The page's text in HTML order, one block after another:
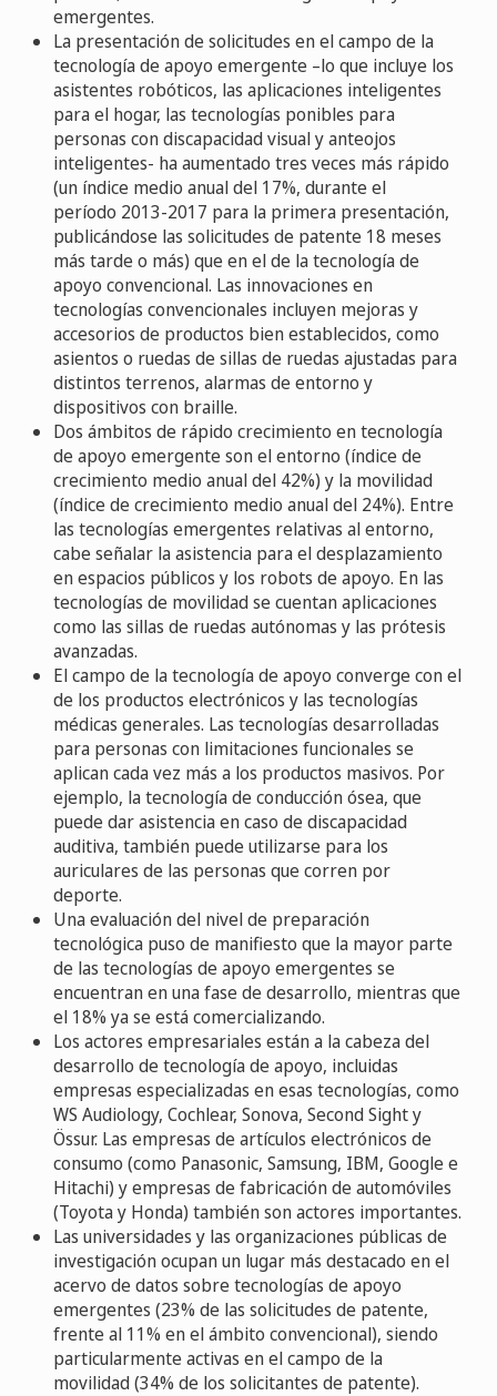
emergentes.
La presentación de solicitudes en el campo de la
tecnología de apoyo emergente –lo que incluye los
asistentes robóticos, las aplicaciones inteligentes
para el hogar, las tecnologías ponibles para
personas con discapacidad visual y anteojos
inteligentes- ha aumentado tres veces más rápido
(un índice medio anual del 17%, durante el
período 2013-2017 para la primera presentación,
publicándose las solicitudes de patente 18 meses
más tarde o más) que en el de la tecnología de
apoyo convencional. Las innovaciones en
tecnologías convencionales incluyen mejoras y
accesorios de productos bien establecidos, como
asientos o ruedas de sillas de ruedas ajustadas para
distintos terrenos, alarmas de entorno y
dispositivos con braille.
Dos ámbitos de rápido crecimiento en tecnología
de apoyo emergente son el entorno (índice de
crecimiento medio anual del 42%) y la movilidad
(índice de crecimiento medio anual del 24%). Entre
las tecnologías emergentes relativas al entorno,
cabe señalar la asistencia para el desplazamiento
en espacios públicos y los robots de apoyo. En las
tecnologías de movilidad se cuentan aplicaciones
como las sillas de ruedas autónomas y las prótesis
avanzadas.
El campo de la tecnología de apoyo converge con el
de los productos electrónicos y las tecnologías
médicas generales. Las tecnologías desarrolladas
para personas con limitaciones funcionales se
aplican cada vez más a los productos masivos. Por
ejemplo, la tecnología de conducción ósea, que
puede dar asistencia en caso de discapacidad
auditiva, también puede utilizarse para los
auriculares de las personas que corren por
deporte.
Una evaluación del nivel de preparación
tecnológica puso de manifiesto que la mayor parte
de las tecnologías de apoyo emergentes se
encuentran en una fase de desarrollo, mientras que
el 18% ya se está comercializando.
Los actores empresariales están a la cabeza del
desarrollo de tecnología de apoyo, incluidas
empresas especializadas en esas tecnologías, como
WS Audiology, Cochlear, Sonova, Second Sight y
Össur. Las empresas de artículos electrónicos de
consumo (como Panasonic, Samsung, IBM, Google e
Hitachi) y empresas de fabricación de automóviles
(Toyota y Honda) también son actores importantes.
Las universidades y las organizaciones públicas de
investigación ocupan un lugar más destacado en el
acervo de datos sobre tecnologías de apoyo
emergentes (23% de las solicitudes de patente,
frente al 11% en el ámbito convencional), siendo
particularmente activas en el campo de la
movilidad (34% de los solicitantes de patente).